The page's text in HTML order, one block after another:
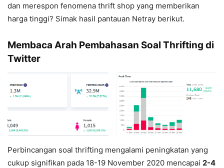
dan merespon fenomena thrift shop yang memberikan
harga tinggi? Simak hasil pantauan Netray berikut.
Membaca Arah Pembahasan Soal Thrifting di
Twitter
Perbincangan soal thrifting mengalami peningkatan yang
cukup signifikan pada 18-19 November 2020 mencapai 2-4